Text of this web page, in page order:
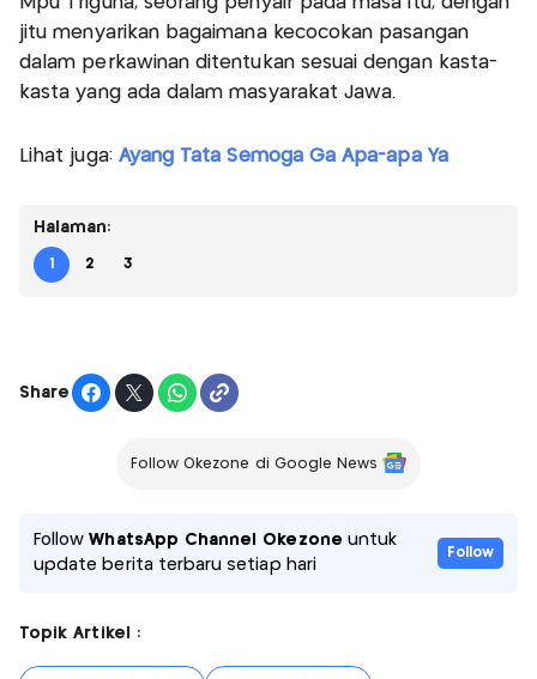
jitu menyarikan bagaimana kecocokan pasangan
dalam perkawinan ditentukan sesuai dengan kasta-
kasta yang ada dalam masyarakat Jawa.
Lihat juga: Ayang Tata Semoga Ga Apa-apa Ya
Halaman:
1 2 3
Share
Follow Okezone di Google News
FollowWhatsApp Channel Okezone untuk
update berita terbaru setiap hari
Follow
Topik Artikel :